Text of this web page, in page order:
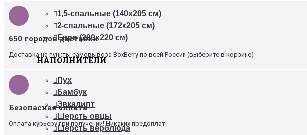
1,5-спальные (140х205 см)
2-спальные (172х205 см)
Евро (200х220 см)
НАПОЛНИТЕЛИ
Пух
Бамбук
Эвкалипт
Шерсть овцы
Шерсть верблюда
650 городов доставки
Доставка на пункты самовывоза BoxBerry по всей России (выберите в корзине)
Безопасная оплата
Оплата курьеру при получении! Никаких предоплат!